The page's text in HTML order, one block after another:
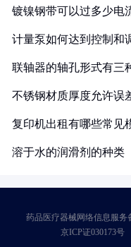
镀镍钢带可以过多少电
计量泵如何达到控制和
联轴器的轴孔形式有三
不锈钢材质厚度允许误
复印机出租有哪些常见
溶于水的润滑剂的种类
药品医疗器械网络信息服务
京ICP证030173号